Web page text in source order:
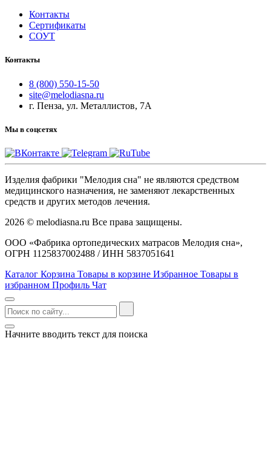
Контакты
Сертификаты
СОУТ
Контакты
8 (800) 550-15-50
site@melodiasna.ru
г. Пенза, ул. Металлистов, 7А
Мы в соцсетях
Изделия фабрики "Мелодия сна" не являются средством
медицинского назначения, не заменяют лекарственных
средств и других методов лечения.
2026 © melodiasna.ru Все права защищены.
ООО «Фабрика ортопедических матрасов Мелодия сна»,
ОГРН 1125837002488 / ИНН 5837051641
Каталог Корзина Товары в корзине Избранное Товары в
избранном Профиль Чат
Начните вводить текст для поиска